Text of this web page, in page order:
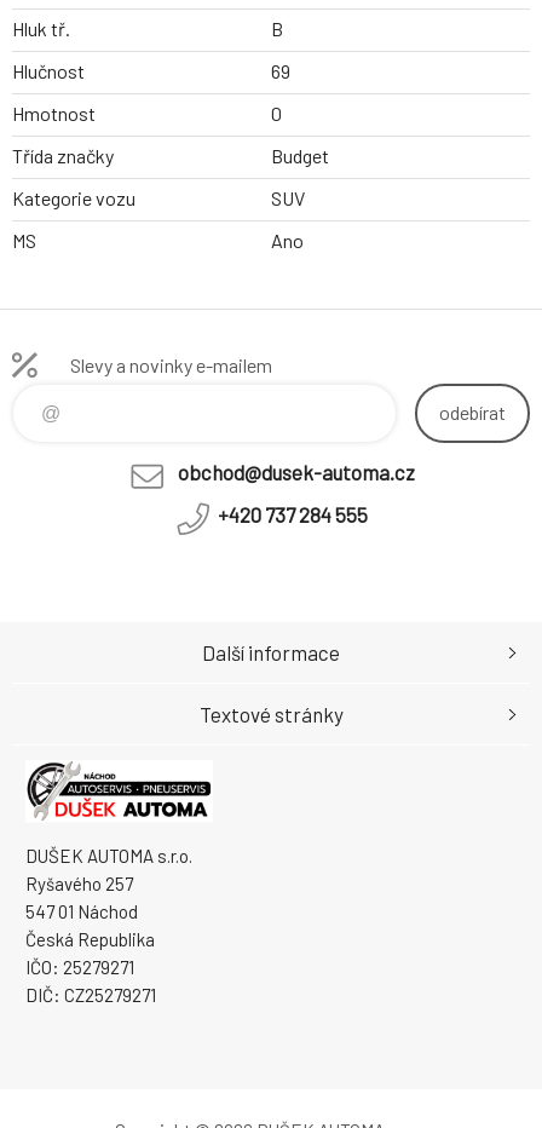
Hluk tř.
B
Hlučnost
69
Hmotnost
0
Třída značky
Budget
Kategorie vozu
SUV
MS
Ano
Slevy a novinky e-mailem
odebírat
obchod@dusek-automa.cz
+420 737 284 555
DUŠEK AUTOMA s.r.o.
Ryšavého 257
547 01 Náchod
Česká Republika
IČO: 25279271
DIČ: CZ25279271
Další informace
Textové stránky